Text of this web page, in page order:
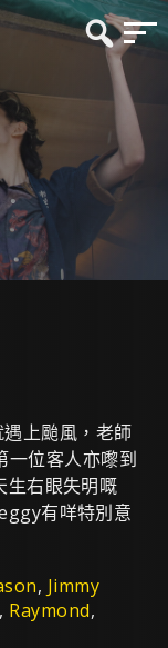
上颱風，老師
一位客人亦嚟到
右眼失明嘅
有咩特別意
, Jimmy
, Raymond,